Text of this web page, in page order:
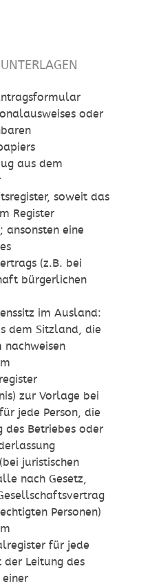
oder
aus dem
soweit das
Register
ansonsten eine
(z.B. bei
bürgerlichen
im Ausland:
dem Sitzland, die
nachweisen
zur Vorlage bei
jede Person, die
des Betriebes oder
juristischen
nach Gesetz,
Personen)
für jede
der Leitung des